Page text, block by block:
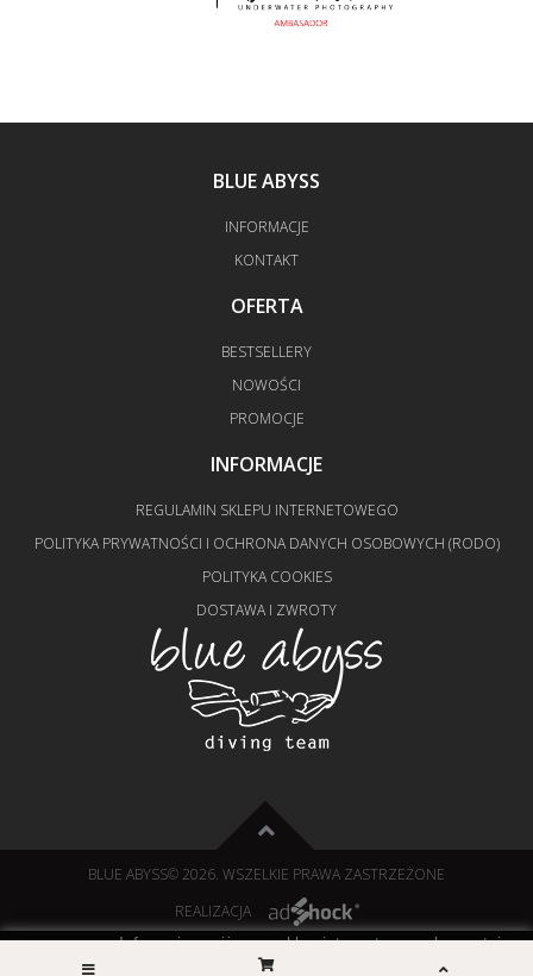
Informujemy, iż nasz sklep internetowy wykorzystuje
technologię plików cookies a jednocześnie nie zbiera w
BLUE ABYSS
INFORMACJE
KONTAKT
OFERTA
BESTSELLERY
NOWOŚCI
PROMOCJE
INFORMACJE
REGULAMIN SKLEPU INTERNETOWEGO
POLITYKA PRYWATNOŚCI I OCHRONA DANYCH OSOBOWYCH (RODO)
POLITYKA COOKIES
DOSTAWA I ZWROTY
BLUE ABYSS© 2026. WSZELKIE PRAWA ZASTRZEŻONE
REALIZACJA